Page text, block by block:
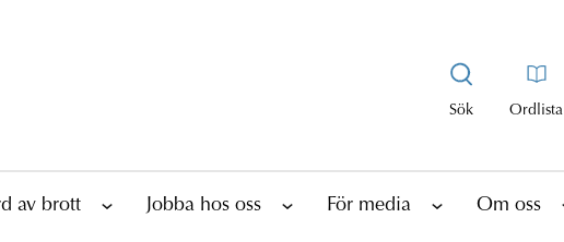
Sök Ordlista
av brott Jobba hos oss För media Om oss